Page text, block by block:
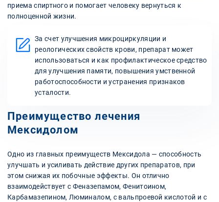
приема спиртного и помогает человеку вернуться к
полноценной жизни.
За счет улучшения микроциркуляции и
реологических свойств крови, препарат может
использоваться и как профилактическое средство
для улучшения памяти, повышения умственной
работоспособности и устранения признаков
усталости.
Преимущество лечения
Мексидолом
Одно из главных преимуществ Мексидола — способность
улучшать и усиливать действие других препаратов, при
этом снижая их побочные эффекты. Он отлично
взаимодействует с Феназепамом, Фенитоином,
Карбамазепином, Люминалом, с вальпроевой кислотой и с